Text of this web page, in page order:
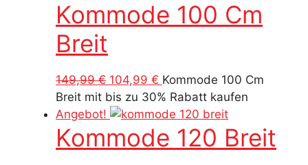
49,99 €34,99 €.
Kommode 100 Cm
Breit
149,99€ Ursprünglicher
Preis
war:
149,99 €
104,99 € Aktueller
Preis
ist:
104,99 €.
Kommode 100 Cm
Breit mit bis zu 30% Rabatt kaufen
Angebot!
Kommode 120 Breit